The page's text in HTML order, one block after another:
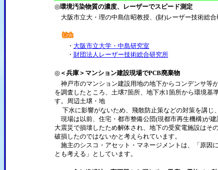
◎環境汚染物質の濃度、レーザーでスピード測定
大阪市立大・理の中島信昭教授、(財)レーザー技術総
・ 大阪市立大学・中島研究室
・ 財団法人レーザー技術総合研究所
◎＜兵庫＞マンション建設現場でPCB廃棄物
神戸市のマンション建設用地の地下からコンデンサ等
を調査したところ、土壌7箇所、地下水1箇所から環境基
す。周辺土壌・地
下水に影響がないため、飛散防止策などの対策を講じ
現場は以前、住宅・都市整備公団(現都市再生機構)が
大震災で損壊したため解体され、地下の受変電施設はそ
破損したのではないかと考えられています。
施主のシスコ・アセット・マネージメントは、「原因
とも考える」としています。